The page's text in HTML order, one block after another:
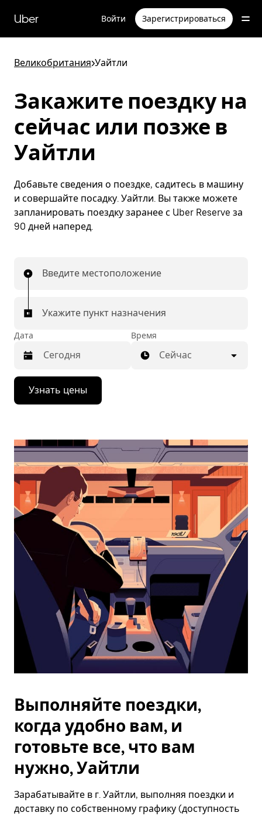
перейти
к
содержимому
Uber Войти Зарегистрироваться
Великобритания>Уайтли
Закажите поездку на
сейчас или позже в
Уайтли
Добавьте сведения о поездке, садитесь в машину
и совершайте посадку. Уайтли. Вы также можете
запланировать поездку заранее с Uber Reserve за
90 дней наперед.
Введите местоположение
Укажите пункт назначения
Дата
Нажмите
стрелку
вниз,
календарю
выбрать
дату.
Чтобы
закрыть
календарь,
нажмите
Esc.
Время
Сейчас
Узнать цены
Выполняйте поездки,
когда удобно вам, и
готовьте все, что вам
нужно, Уайтли
Зарабатывайте в г. Уайтли, выполняя поездки и
доставку по собственному графику (доступность